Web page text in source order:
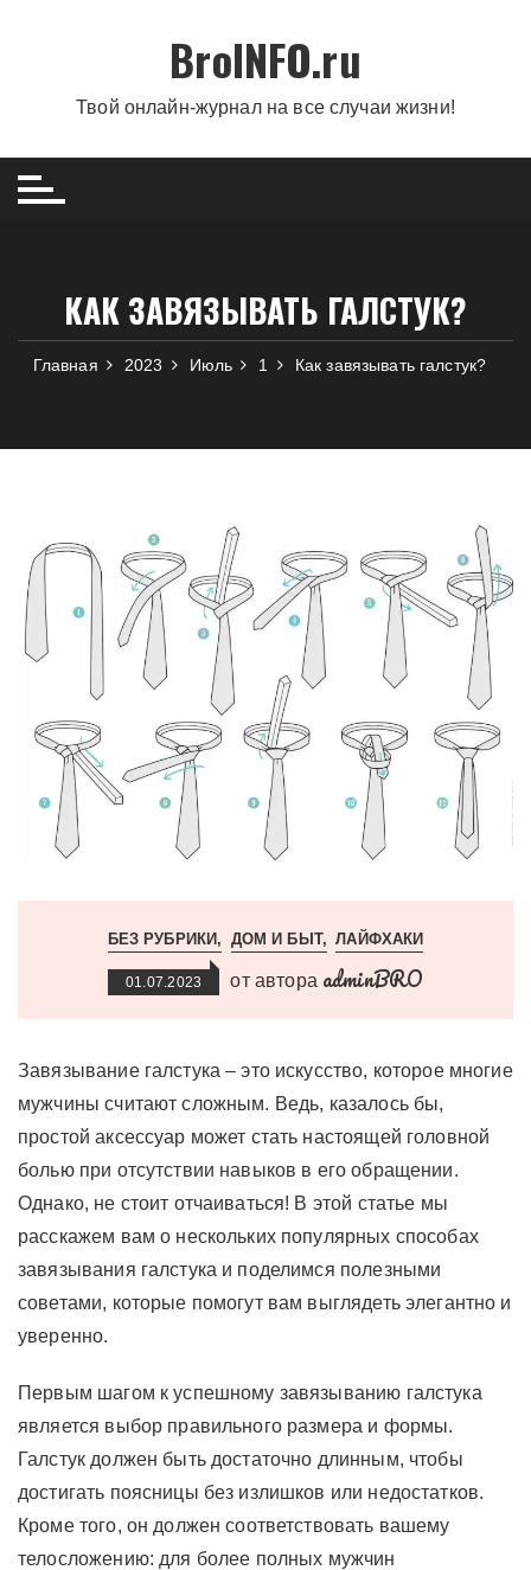
BroINFO.ru
Твой онлайн-журнал на все случаи жизни!
КАК ЗАВЯЗЫВАТЬ ГАЛСТУК?
Главная 2023 Июль 1 Как завязывать галстук?
БЕЗ РУБРИКИ ДОМ И БЫТ ЛАЙФХАКИ
01.07.2023 от автора adminBRO
Завязывание галстука – это искусство, которое многие
мужчины считают сложным. Ведь, казалось бы,
простой аксессуар может стать настоящей головной
болью при отсутствии навыков в его обращении.
Однако, не стоит отчаиваться! В этой статье мы
расскажем вам о нескольких популярных способах
завязывания галстука и поделимся полезными
советами, которые помогут вам выглядеть элегантно и
уверенно.
Первым шагом к успешному завязыванию галстука
является выбор правильного размера и формы.
Галстук должен быть достаточно длинным, чтобы
достигать поясницы без излишков или недостатков.
Кроме того, он должен соответствовать вашему
телосложению: для более полных мужчин